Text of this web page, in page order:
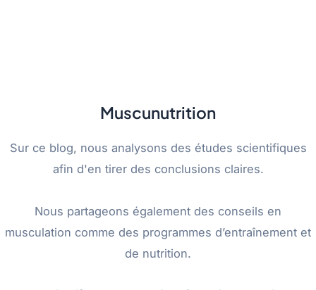
Muscunutrition
Sur ce blog, nous analysons des études scientifiques
afin d'en tirer des conclusions claires.
Nous partageons également des conseils en
musculation comme des programmes d’entraînement et
de nutrition.